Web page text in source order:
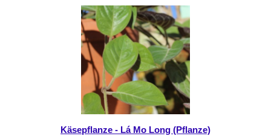
Käsepflanze - Lá Mo Long (Pflanze)